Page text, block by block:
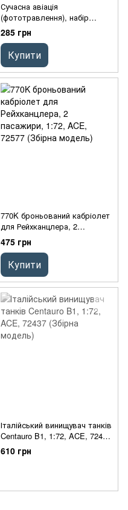
Сучасна авіація
(фототравлення), набір
універсальний, 1:72, ACE,
7262
285 грн
Купити
770K броньований кабріолет
для Рейхканцлера, 2
пасажири, 1:72, ACE, 72577
(Збірна модель)
475 грн
Купити
Італійський винищувач танків
Centauro B1, 1:72, ACE, 72437
(Збірна модель)
610 грн